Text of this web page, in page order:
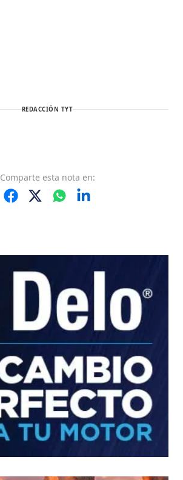
REDACCIÓN TYT
Comparte esta nota en: